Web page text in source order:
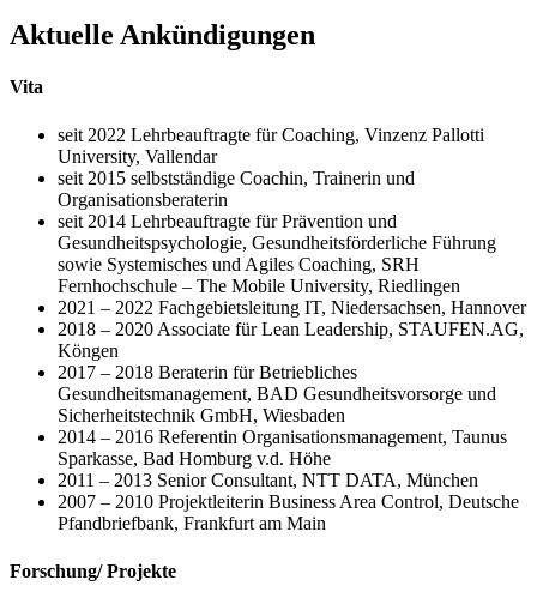
Aktuelle Ankündigungen
Vita
seit 2022 Lehrbeauftragte für Coaching, Vinzenz Pallotti
University, Vallendar
seit 2015 selbstständige Coachin, Trainerin und
Organisationsberaterin
seit 2014 Lehrbeauftragte für Prävention und
Gesundheitspsychologie, Gesundheitsförderliche Führung
sowie Systemisches und Agiles Coaching, SRH
Fernhochschule – The Mobile University, Riedlingen
2021 – 2022 Fachgebietsleitung IT, Niedersachsen, Hannover
2018 – 2020 Associate für Lean Leadership, STAUFEN.AG,
Köngen
2017 – 2018 Beraterin für Betriebliches
Gesundheitsmanagement, BAD Gesundheitsvorsorge und
Sicherheitstechnik GmbH, Wiesbaden
2014 – 2016 Referentin Organisationsmanagement, Taunus
Sparkasse, Bad Homburg v.d. Höhe
2011 – 2013 Senior Consultant, NTT DATA, München
2007 – 2010 Projektleiterin Business Area Control, Deutsche
Pfandbriefbank, Frankfurt am Main
Forschung/ Projekte